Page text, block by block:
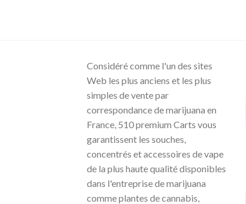
Considéré comme l'un des sites
Web les plus anciens et les plus
simples de vente par
correspondance de marijuana en
France, 510 premium Carts vous
garantissent les souches,
concentrés et accessoires de vape
de la plus haute qualité disponibles
dans l'entreprise de marijuana
comme plantes de cannabis,